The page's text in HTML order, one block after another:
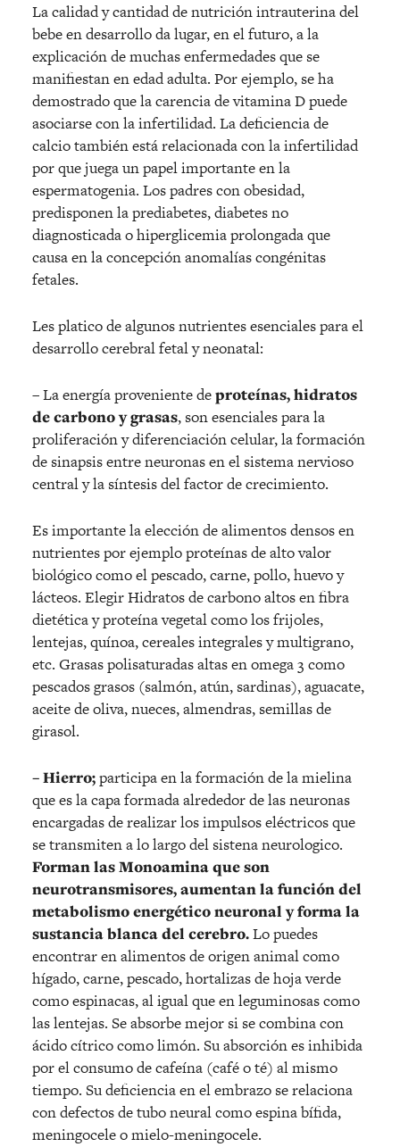
La calidad y cantidad de nutrición intrauterina del
bebe en desarrollo da lugar, en el futuro, a la
explicación de muchas enfermedades que se
manifiestan en edad adulta. Por ejemplo, se ha
demostrado que la carencia de vitamina D puede
asociarse con la infertilidad. La deficiencia de
calcio también está relacionada con la infertilidad
por que juega un papel importante en la
espermatogenia. Los padres con obesidad,
predisponen la prediabetes, diabetes no
diagnosticada o hiperglicemia prolongada que
causa en la concepción anomalías congénitas
fetales.
Les platico de algunos nutrientes esenciales para el
desarrollo cerebral fetal y neonatal:
– La energía proveniente deproteínas, hidratos
de carbono y grasas, son esenciales para la
proliferación y diferenciación celular, la formación
de sinapsis entre neuronas en el sistema nervioso
central y la síntesis del factor de crecimiento.
Es importante la elección de alimentos densos en
nutrientes por ejemplo proteínas de alto valor
biológico como el pescado, carne, pollo, huevo y
lácteos. Elegir Hidratos de carbono altos en fibra
dietética y proteína vegetal como los frijoles,
lentejas, quínoa, cereales integrales y multigrano,
etc. Grasas polisaturadas altas en omega 3 como
pescados grasos (salmón, atún, sardinas), aguacate,
aceite de oliva, nueces, almendras, semillas de
girasol.
– Hierro;participa en la formación de la mielina
que es la capa formada alrededor de las neuronas
encargadas de realizar los impulsos eléctricos que
se transmiten a lo largo del sistena neurologico.
Forman las Monoamina que son
neurotransmisores, aumentan la función del
metabolismo energético neuronal y forma la
sustancia blanca del cerebro.Lo puedes
encontrar en alimentos de origen animal como
hígado, carne, pescado, hortalizas de hoja verde
como espinacas, al igual que en leguminosas como
las lentejas. Se absorbe mejor si se combina con
ácido cítrico como limón. Su absorción es inhibida
por el consumo de cafeína (café o té) al mismo
tiempo. Su deficiencia en el embrazo se relaciona
con defectos de tubo neural como espina bífida,
meningocele o mielo-meningocele.